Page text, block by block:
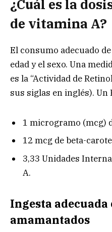
¿Cuál es la
de vitamina A?
El consumo adecuado
edad y el sexo. Una
es la “Actividad de
sus siglas en inglés). Un
1 microgramo (mcg)
12 mcg de beta-
3,33 Unidades
A.
Ingesta
amamantados